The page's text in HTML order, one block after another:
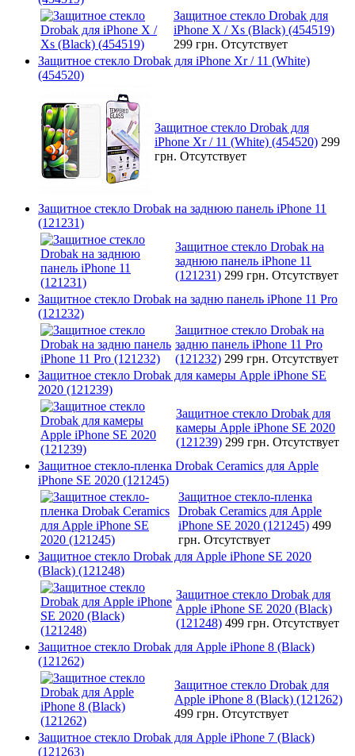
Защитное стекло Drobak для
iPhone X / Xs (Black) (454519)
299 грн. Отсутствует
Защитное стекло Drobak для iPhone Xr / 11 (White)
(454520)
Защитное стекло Drobak для
iPhone Xr / 11 (White) (454520) 299
грн. Отсутствует
Защитное стекло Drobak на заднюю панель iPhone 11
(121231)
Защитное стекло Drobak на
заднюю панель iPhone 11
(121231) 299 грн. Отсутствует
Защитное стекло Drobak на задню панель iPhone 11 Pro
(121232)
Защитное стекло Drobak на
задню панель iPhone 11 Pro
(121232) 299 грн. Отсутствует
Защитное стекло Drobak для камеры Apple iPhone SE
2020 (121239)
Защитное стекло Drobak для
камеры Apple iPhone SE 2020
(121239) 299 грн. Отсутствует
Защитное стекло-пленка Drobak Ceramics для Apple
iPhone SE 2020 (121245)
Защитное стекло-пленка
Drobak Ceramics для Apple
iPhone SE 2020 (121245) 499
грн. Отсутствует
Защитное стекло Drobak для Apple iPhone SE 2020
(Black) (121248)
Защитное стекло Drobak для
Apple iPhone SE 2020 (Black)
(121248) 499 грн. Отсутствует
Защитное стекло Drobak для Apple iPhone 8 (Black)
(121262)
Защитное стекло Drobak для
Apple iPhone 8 (Black) (121262)
499 грн. Отсутствует
Защитное стекло Drobak для Apple iPhone 7 (Black)
(121263)